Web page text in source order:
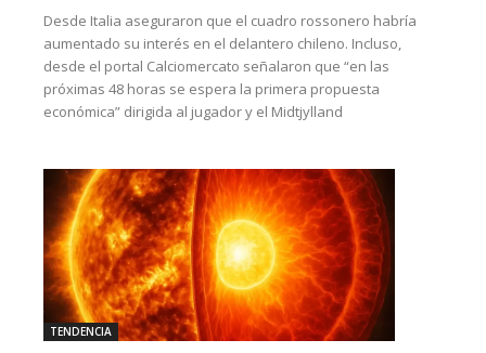
Desde Italia aseguraron que el cuadro rossonero habría
aumentado su interés en el delantero chileno. Incluso,
desde el portal Calciomercato señalaron que “en las
próximas 48 horas se espera la primera propuesta
económica” dirigida al jugador y el Midtjylland
TENDENCIA